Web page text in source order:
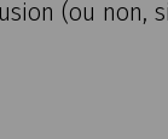
(ou non,